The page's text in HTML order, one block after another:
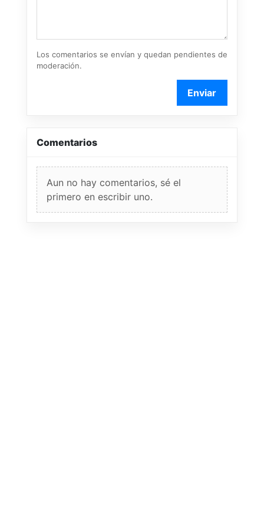
Los comentarios se envían y quedan pendientes de
moderación.
Enviar
Comentarios
Aun no hay comentarios, sé el
primero en escribir uno.